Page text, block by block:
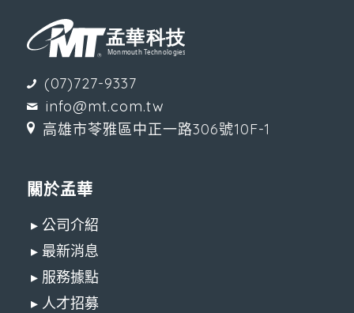
(07)727-9337
info@mt.com.tw
高雄市苓雅區中正一路306號10F-1
關於孟華
▸ 公司介紹
▸ 最新消息
▸ 服務據點
▸ 人才招募